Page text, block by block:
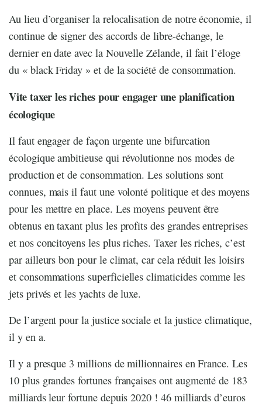
Au lieu d’organiser la relocalisation de notre économie, il
continue de signer des accords de libre-échange, le
dernier en date avec la Nouvelle Zélande, il fait l’éloge
du « black Friday » et de la société de consommation.
Vite taxer les riches pour engager une planification
écologique
Il faut engager de façon urgente une bifurcation
écologique ambitieuse qui révolutionne nos modes de
production et de consommation. Les solutions sont
connues, mais il faut une volonté politique et des moyens
pour les mettre en place. Les moyens peuvent être
obtenus en taxant plus les profits des grandes entreprises
et nos concitoyens les plus riches. Taxer les riches, c’est
par ailleurs bon pour le climat, car cela réduit les loisirs
et consommations superficielles climaticides comme les
jets privés et les yachts de luxe.
De l’argent pour la justice sociale et la justice climatique,
il y en a.
Il y a presque 3 millions de millionnaires en France. Les
10 plus grandes fortunes françaises ont augmenté de 183
milliards leur fortune depuis 2020 ! 46 milliards d’euros